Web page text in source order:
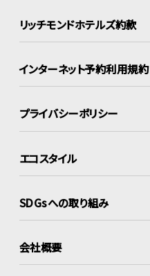
リッチモンドホテルズ約款
インターネット予約利用規約
プライバシーポリシー
エコスタイル
SDGsへの取り組み
会社概要